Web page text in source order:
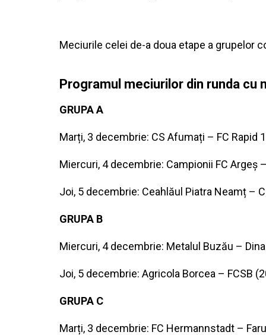
Meciurile celei de-a doua etape a grupelor
Programul meciurilor din runda cu
GRUPA A
Marți, 3 decembrie: CS Afumați – FC Rapid
Miercuri, 4 decembrie: Campionii FC Argeș
Joi, 5 decembrie: Ceahlăul Piatra Neamț –
GRUPA B
Miercuri, 4 decembrie: Metalul Buzău –
Joi, 5 decembrie: Agricola Borcea – FCSB
GRUPA C
Marți, 3 decembrie: FC Hermannstadt –